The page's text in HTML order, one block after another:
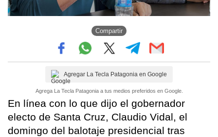
Compartir
Agregar La Tecla Patagonia en Google
Agrega La Tecla Patagonia a tus medios preferidos en Google.
En línea con lo que dijo el gobernador
electo de Santa Cruz, Claudio Vidal, el
domingo del balotaje presidencial tras